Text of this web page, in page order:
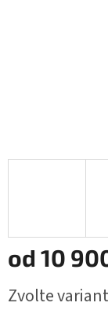
od 10
cena:
Zvolte